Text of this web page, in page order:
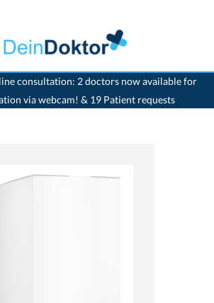
consultation: 2 doctors now available for
via webcam! & 19 Patient requests
>Isoket® Tabletten/retard Tabletten/Kapseln/Spray